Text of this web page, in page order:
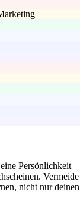
Persönlichkeit
Vermeide
nicht nur deinen